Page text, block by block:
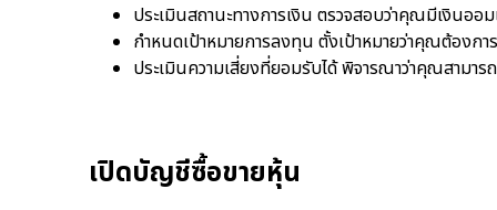
ประเมินสถานะทางการเงิน ตรวจสอบว่าคุณมีเงินอ
กำหนดเป้าหมายการลงทุน ตั้งเป้าหมายว่าคุณต้องกา
ประเมินความเสี่ยงที่ยอมรับได้ พิจารณาว่าคุณสามา
เปิดบัญชีซื้อขายหุ้น